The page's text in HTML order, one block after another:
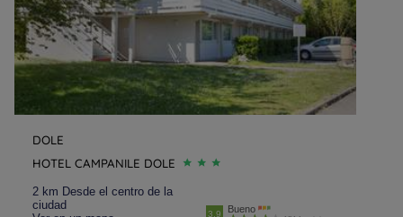
DOLE
HOTEL CAMPANILE DOLE
2 km Desde el centro de la
ciudad
3.9 Bueno